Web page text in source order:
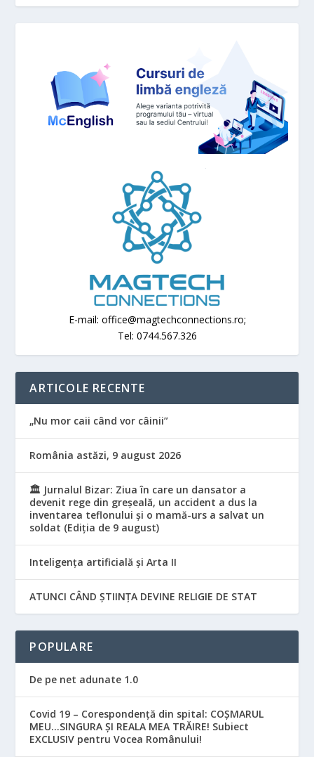
E-mail: office@magtechconnections.ro;
Tel: 0744.567.326
ARTICOLE RECENTE
„Nu mor caii când vor câinii”
România astăzi, 9 august 2026
🏛️ Jurnalul Bizar: Ziua în care un dansator a
devenit rege din greșeală, un accident a dus la
inventarea teflonului și o mamă-urs a salvat un
soldat (Ediția de 9 august)
Inteligența artificială și Arta II
ATUNCI CÂND ȘTIINȚA DEVINE RELIGIE DE STAT
POPULARE
De pe net adunate 1.0
Covid 19 – Corespondență din spital: COȘMARUL
MEU…SINGURA ȘI REALA MEA TRĂIRE! Subiect
EXCLUSIV pentru Vocea Românului!